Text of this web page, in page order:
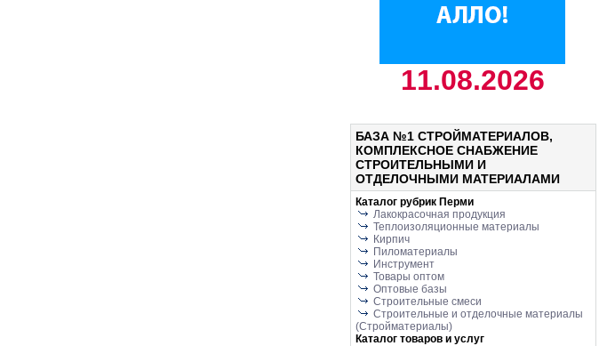
11.08.2026
БАЗА №1 СТРОЙМАТЕРИАЛОВ,
КОМПЛЕКСНОЕ СНАБЖЕНИЕ
СТРОИТЕЛЬНЫМИ И
ОТДЕЛОЧНЫМИ МАТЕРИАЛАМИ
Каталог рубрик Перми
Лакокрасочная продукция
Теплоизоляционные материалы
Кирпич
Пиломатериалы
Инструмент
Товары оптом
Оптовые базы
Строительные смеси
Строительные и отделочные материалы
(Стройматериалы)
Каталог товаров и услуг